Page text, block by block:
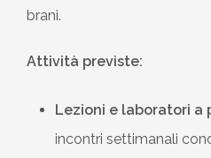
brani.
Attività previste:
Lezioni e laboratori a
incontri settimanali